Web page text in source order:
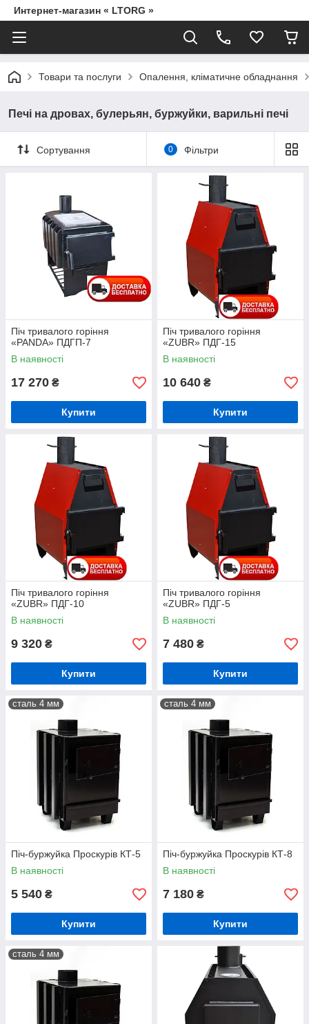
Интернет-магазин « LTORG »
Товари та послуги Опалення, кліматичне обладнання
Печі на дровах, булерьян, буржуйки, варильні печі
Сортування 0 Фільтри
Піч тривалого горіння
«PANDA» ПДГП-7
В наявності
17 270 ₴
Купити
Піч тривалого горіння
«ZUBR» ПДГ-15
В наявності
10 640 ₴
Купити
Піч тривалого горіння
«ZUBR» ПДГ-10
В наявності
9 320 ₴
Купити
Піч тривалого горіння
«ZUBR» ПДГ-5
В наявності
7 480 ₴
Купити
сталь 4 мм
Піч-буржуйка Проскурів КТ-5
В наявності
5 540 ₴
Купити
сталь 4 мм
Піч-буржуйка Проскурів КТ-8
В наявності
7 180 ₴
Купити
сталь 4 мм